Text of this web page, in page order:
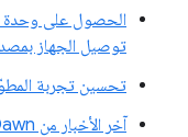
الحصول على وحدة
توصيل الجهاز
تحسين تجربة
آخر الأخبار من Dawn